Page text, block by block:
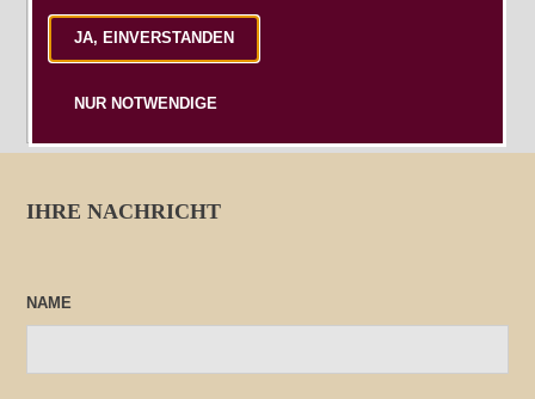
IHRE NACHRICHT
NAME
JA, EINVERSTANDEN
NUR NOTWENDIGE